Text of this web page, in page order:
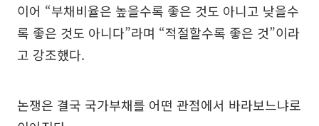
이어 “부채비율은 높을수록 좋은 것도 아니고 낮을수
록 좋은 것도 아니다”라며 “적절할수록 좋은 것”이라
고 강조했다.
논쟁은 결국 국가부채를 어떤 관점에서 바라보느냐로